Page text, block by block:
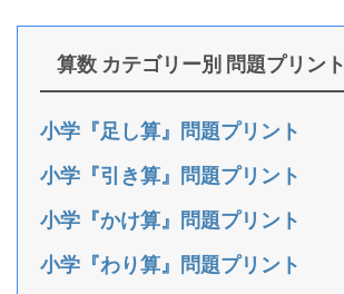
算数 カテゴリー別 問題プリント
小学『足し算』問題プリント
小学『引き算』問題プリント
小学『かけ算』問題プリント
小学『わり算』問題プリント